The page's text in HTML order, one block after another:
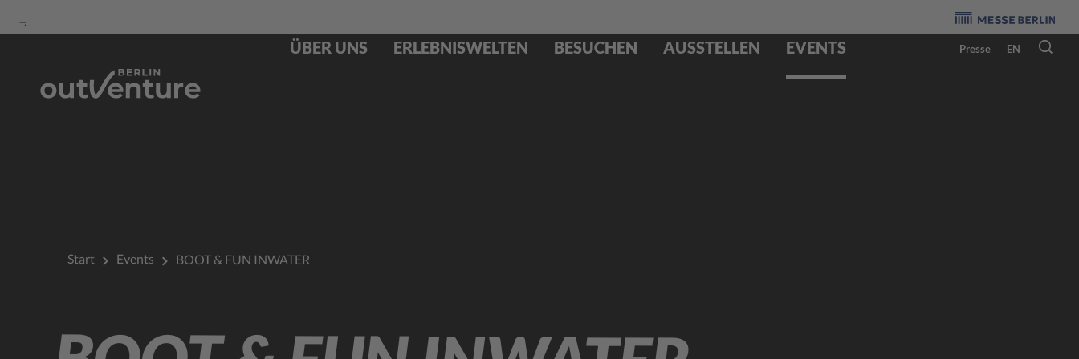
Zur
Veranstalter:
ÜBER UNS ERLEBNISWELTEN BESUCHEN AUSSTELLEN EVENTS Presse EN
Start Events BOOT & FUN INWATER